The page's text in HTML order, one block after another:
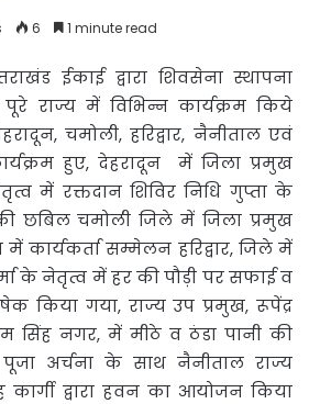
6 1 minute read
ईकाई द्वारा शिवसेना स्थापना
राज्य में विभिन्न कार्यक्रमकिये
चमोली, हरिद्वार, नैनीताल एवं
हुए, देहरादून में जिला प्रमुख
में रक्तदान शिविर निधि गुप्ता के
छबिल चमोली जिले में जिला प्रमुख
कार्यकर्ता सम्मेलन हरिद्वार, जिले में
के नेतृत्व में हर की पौड़ी पर सफाई व
किया गया, राज्य उप प्रमुख, रूपेंद्र
नगर, में मीठे व ठंडा पानी की
अर्चना के साथ नैनीताल राज्य
कार्गी द्वारा हवन का आयोजन किया